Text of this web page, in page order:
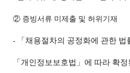
② 증빙서류 미제출 및 허위기재
- 「 채용절차의 공정화에 관한 법
「 개인정보보호법 」 에 따라 확